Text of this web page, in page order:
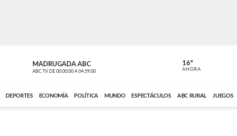
MADRUGADA ABC
ABC TV DE 00:00:00 A 04:59:00 ABC CARDINAL
16º
AHORA
DEPORTES ECONOMÍA POLÍTICA MUNDO ESPECTÁCULOS ABC RURAL JUEGOS